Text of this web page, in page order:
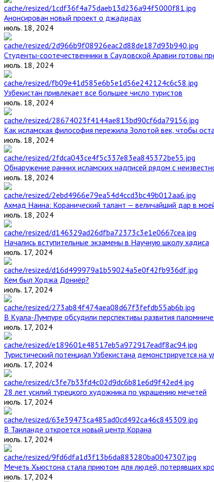
Анонсирован новый проект о джадидах
июль. 18, 2024
Студенты-соотечественники в Саудовской Аравии готовы
июль. 18, 2024
Узбекистан привлекает все большее число туристов
июль. 18, 2024
Как исламская философия пережила Золотой век, чтобы
июль. 18, 2024
Обнаружение ранних исламских надписей рядом с
июль. 18, 2024
Ахмад Наина: Коранический талант — величайший дар в
июль. 18, 2024
Начались вступительные экзамены в Научную школу хадиса
июль. 17, 2024
Кем был Ходжа Дониёр?
июль. 17, 2024
В Куала-Лумпуре обсудили перспективы развития
июль. 17, 2024
Туристический потенциал Узбекистана демонстрируется на
июль. 17, 2024
28 лет усилий турецкого художника по украшению мечетей
июль. 17, 2024
В Таиланде откроется новый центр Корана
июль. 17, 2024
Мечеть Хьюстона стала приютом для людей, потерявших
июль. 17, 2024